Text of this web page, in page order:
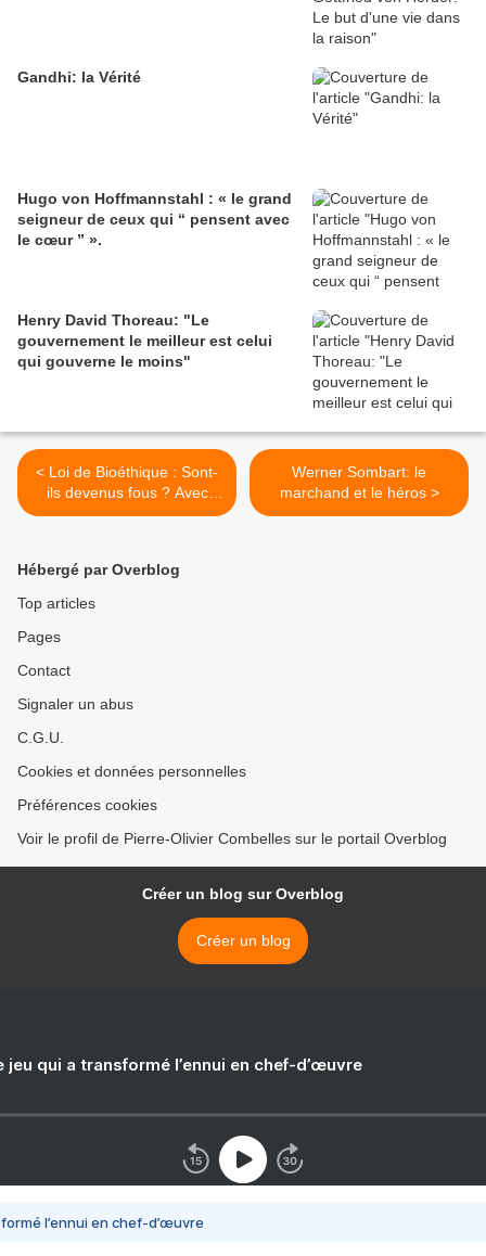
Gandhi: la Vérité
Hugo von Hoffmannstahl : « le grand
seigneur de ceux qui “ pensent avec
le cœur ” ».
Henry David Thoreau: "Le
gouvernement le meilleur est celui
qui gouverne le moins"
< Loi de Bioéthique : Sont-
ils devenus fous ? Avec
Alexandra Caude-Henrion
Werner Sombart: le
marchand et le héros >
Hébergé par Overblog
Top articles
Pages
Contact
Signaler un abus
C.G.U.
Cookies et données personnelles
Préférences cookies
Voir le profil de Pierre-Olivier Combelles sur le portail Overblog
Créer un blog sur Overblog
Créer un blog
jeu qui a transformé l’ennui en chef-d’œuvre
l’ennui en chef-d’œuvre